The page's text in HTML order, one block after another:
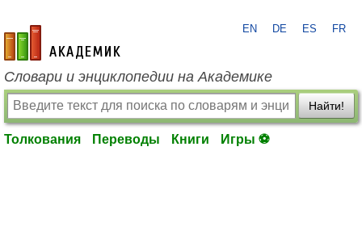
academic.ru
EN DE ES FR
Словари и энциклопедии на Академике
Найти!
Толкования Переводы Книги Игры ⚽